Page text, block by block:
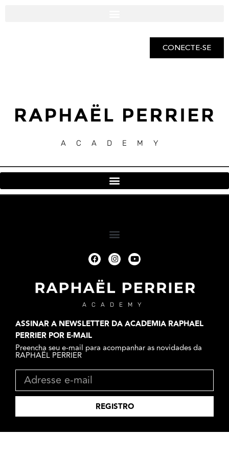
CONECTE-SE
ACADEMY
ASSINAR A NEWSLETTER DA ACADEMIA RAPHAEL
PERRIER POR E-MAIL
Preencha seu e-mail para acompanhar as novidades da
RAPHAËL PERRIER
REGISTRO
ACADEMY